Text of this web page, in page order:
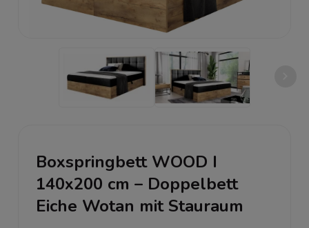
Boxspringbett WOOD I
140x200 cm – Doppelbett
Eiche Wotan mit Stauraum